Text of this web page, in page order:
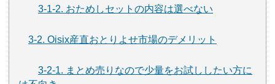
3-1-2. おためしセットの内容は選べない
3-2. Oisix産直おとりよせ市場のデメリット
3-2-1. まとめ売りなので少量をお試ししたい方に